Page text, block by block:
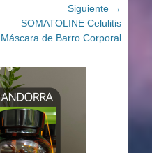
Siguiente →
Entrada
siguiente:
SOMATOLINE Celulitis
Máscara de Barro Corporal